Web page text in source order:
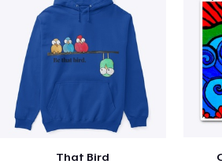
That Bird